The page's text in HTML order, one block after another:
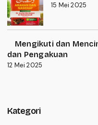
15 Mei 2025
Mengikuti dan
dan Pengakuan
12 Mei 2025
Kategori